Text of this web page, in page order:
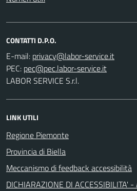
CONTATTI D.P.O.
E-mail:
PEC:
LABOR SERVICE S.r.l.
LINK UTILI
Regione Piemonte
Provincia di Biella
Meccanismo di feedback accessibilità
DICHIARAZIONE DI ACCESSIBILITA'